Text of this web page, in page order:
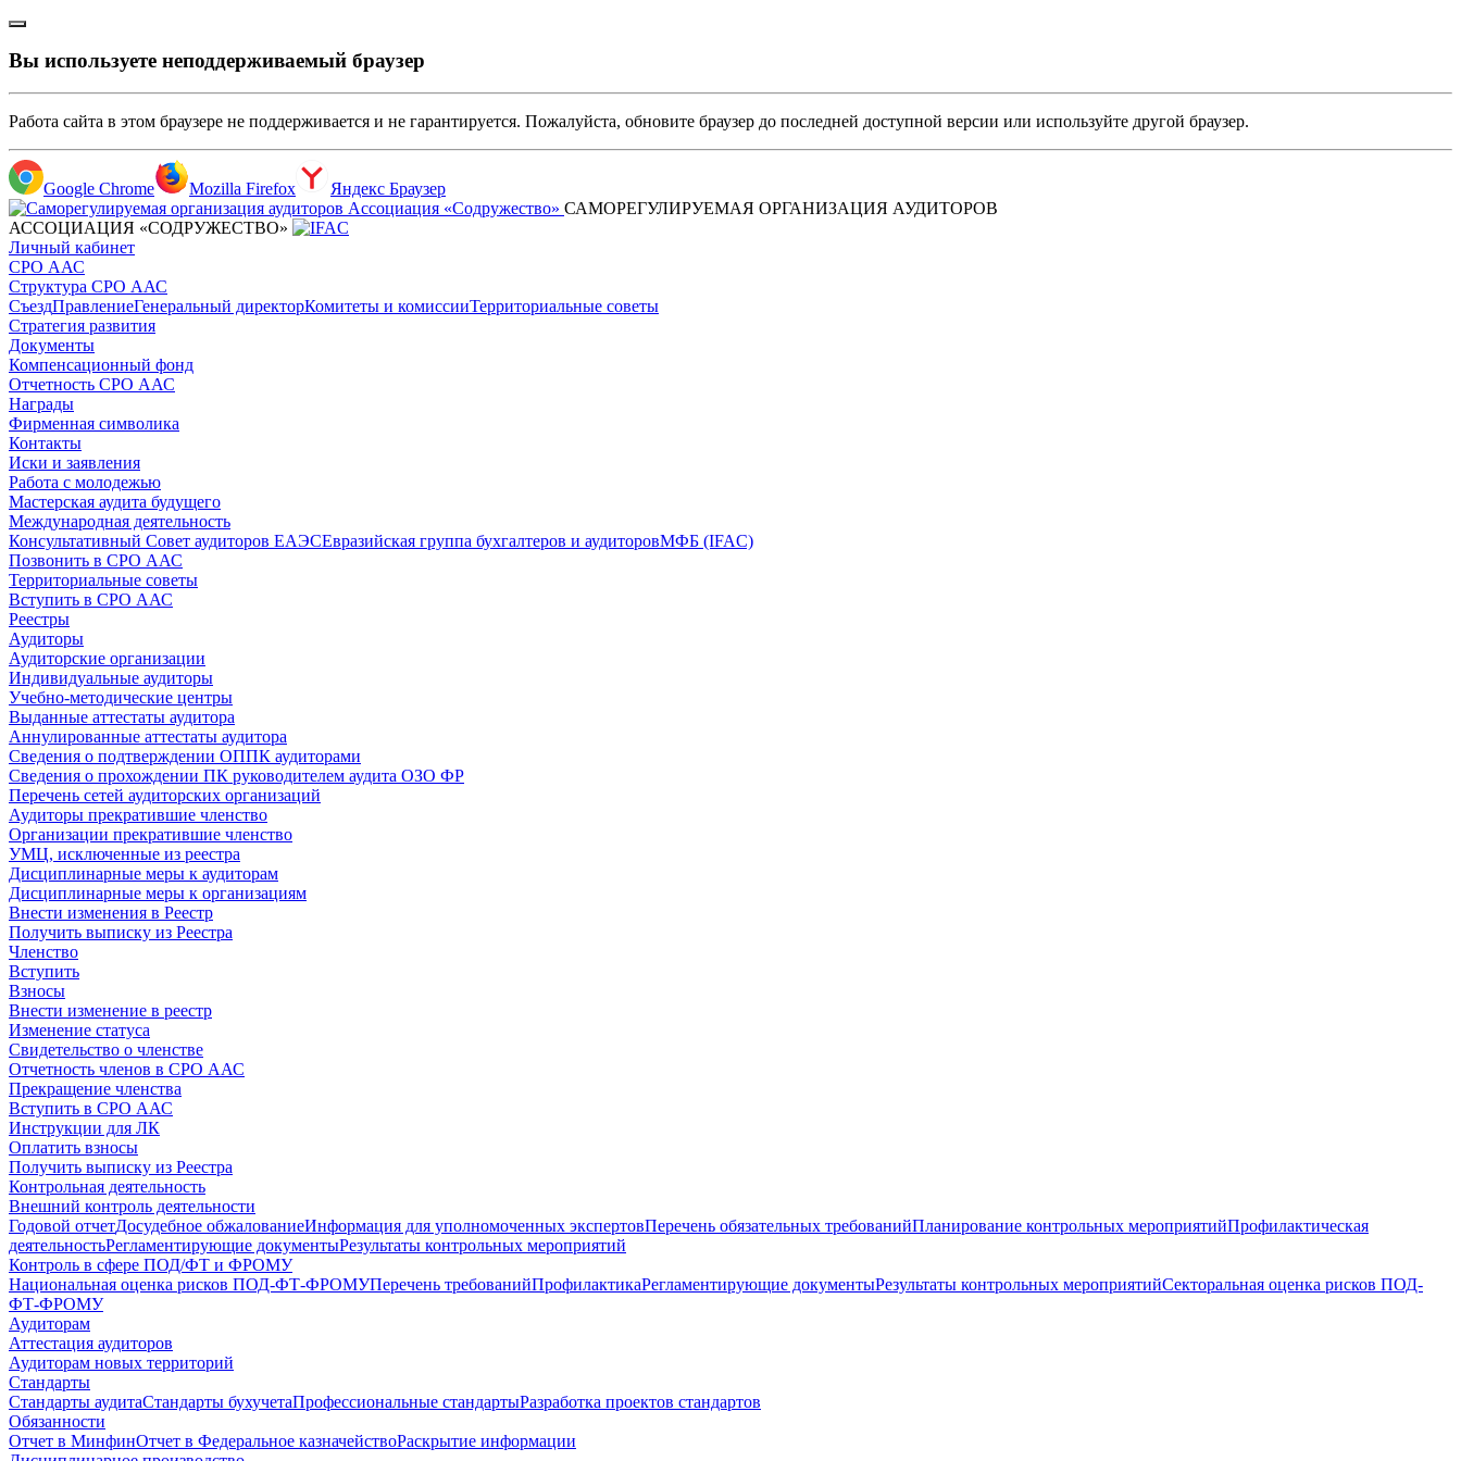
Вы используете неподдерживаемый браузер
Работа сайта в этом браузере не поддерживается и не гарантируется. Пожалуйста, обновите браузер до последней доступной версии или используйте другой браузер.
Google Chrome Mozilla Firefox
Яндекс Браузер
САМОРЕГУЛИРУЕМАЯ ОРГАНИЗАЦИЯ АУДИТОРОВ
АССОЦИАЦИЯ «СОДРУЖЕСТВО»
Личный кабинет
СРО ААС
Структура СРО ААС
СъездПравлениеГенеральный директорКомитеты и комиссииТерриториальные советы
Стратегия развития
Документы
Компенсационный фонд
Отчетность СРО ААС
Награды
Фирменная символика
Контакты
Иски и заявления
Работа с молодежью
Мастерская аудита будущего
Международная деятельность
Консультативный Совет аудиторов ЕАЭСЕвразийская группа бухгалтеров и аудиторовМФБ (IFAC)
Позвонить в СРО ААС
Территориальные советы
Вступить в СРО ААС
Реестры
Аудиторы
Аудиторские организации
Индивидуальные аудиторы
Учебно-методические центры
Выданные аттестаты аудитора
Аннулированные аттестаты аудитора
Сведения о подтверждении ОППК аудиторами
Сведения о прохождении ПК руководителем аудита ОЗО ФР
Перечень сетей аудиторских организаций
Аудиторы прекратившие членство
Организации прекратившие членство
УМЦ, исключенные из реестра
Дисциплинарные меры к аудиторам
Дисциплинарные меры к организациям
Внести изменения в Реестр
Получить выписку из Реестра
Членство
Вступить
Взносы
Внести изменение в реестр
Изменение статуса
Свидетельство о членстве
Отчетность членов в СРО ААС
Прекращение членства
Вступить в СРО ААС
Инструкции для ЛК
Оплатить взносы
Получить выписку из Реестра
Контрольная деятельность
Внешний контроль деятельности
Годовой отчетДосудебное обжалованиеИнформация для уполномоченных экспертовПеречень обязательных требованийПланирование контрольных мероприятийПрофилактическая
деятельностьРегламентирующие документыРезультаты контрольных мероприятий
Контроль в сфере ПОД/ФТ и ФРОМУ
Национальная оценка рисков ПОД-ФТ-ФРОМУПеречень требованийПрофилактикаРегламентирующие документыРезультаты контрольных мероприятийСекторальная оценка рисков ПОД-
ФТ-ФРОМУ
Аудиторам
Аттестация аудиторов
Аудиторам новых территорий
Стандарты
Стандарты аудитаСтандарты бухучетаПрофессиональные стандартыРазработка проектов стандартов
Обязанности
Отчет в МинфинОтчет в Федеральное казначействоРаскрытие информации